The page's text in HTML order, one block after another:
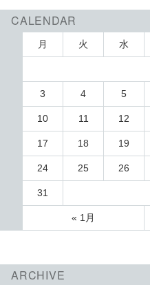
CALENDAR
月 火 水
« 1月
3 4 5
10 11 12
17 18 19
24 25 26
31
ARCHIVE